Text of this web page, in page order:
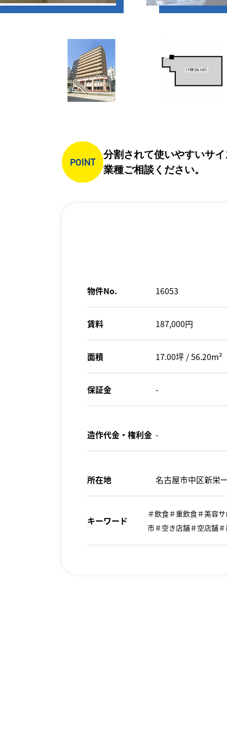
POINT
分割されて使いやすいサイ
業種ご相談ください。
物件No. 16053
賃料 187,000円
面積 17.00坪 / 56.20m²
保証金 -
造作代金・権利金 -
所在地 名古屋市中区新栄
キーワード
＃飲食＃重飲食＃美容
市＃空き店舗＃空店舗